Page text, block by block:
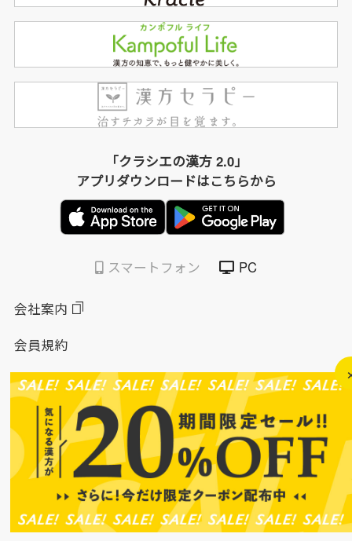
「クラシエの漢方 2.0」
アプリダウンロードはこちらから
スマートフォン PC
会社案内
会員規約
個人情報保護方針
特定商取引法に基づく表示
このサイトについて
ソーシャルメディアポリシー
ソーシャルメディア規約